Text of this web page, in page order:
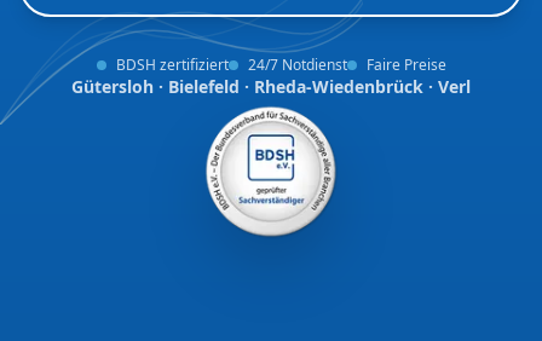
BDSH zertifiziert 24/7 Notdienst Faire Preise
Gütersloh · Bielefeld · Rheda-Wiedenbrück · Verl